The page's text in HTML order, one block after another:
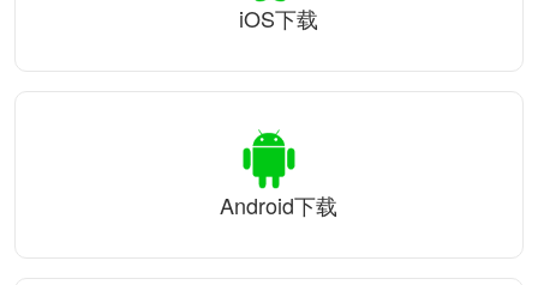
iOS下载
Android下载